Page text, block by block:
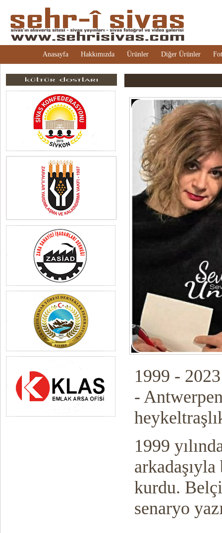
Anasayfa Hakkımızda Ürünler Diğer Ürünler
1999 -
-
1999
kurdu.
senaryo